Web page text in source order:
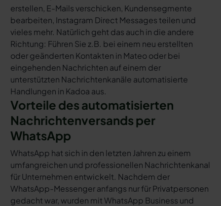
erstellen, E-Mails verschicken, Kundensegmente
bearbeiten, Instagram Direct Messages teilen und
vieles mehr. Natürlich geht das auch in die andere
Richtung: Führen Sie z.B. bei einem neu erstellten
oder geänderten Kontakten in Mateo oder bei
eingehenden Nachrichten auf einem der
unterstützten Nachrichtenkanäle automatisierte
Handlungen in Kadoa aus.
Vorteile des automatisierten
Nachrichtenversands per
WhatsApp
WhatsApp hat sich in den letzten Jahren zu einem
umfangreichen und professionellen Nachrichtenkanal
für Unternehmen entwickelt. Nachdem der
WhatsApp-Messenger anfangs nur für Privatpersonen
gedacht war, wurden mit WhatsApp Business und